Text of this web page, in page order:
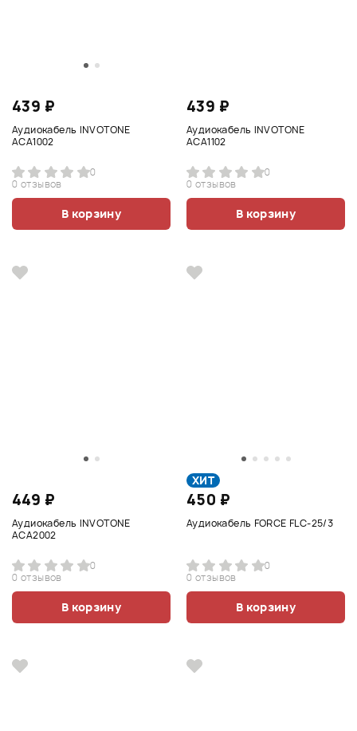
439 ₽
Аудиокабель INVOTONE
ACA1002
0
0 отзывов
В корзину
439 ₽
Аудиокабель INVOTONE
ACA1102
0
0 отзывов
В корзину
449 ₽
Аудиокабель INVOTONE
ACA2002
0
0 отзывов
В корзину
ХИТ
450 ₽
Аудиокабель FORCE FLC-25/3
0
0 отзывов
В корзину